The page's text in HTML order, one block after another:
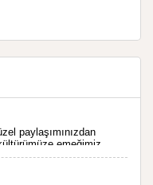
paylaşımınızdan
emeğimiz
türkülerimiz